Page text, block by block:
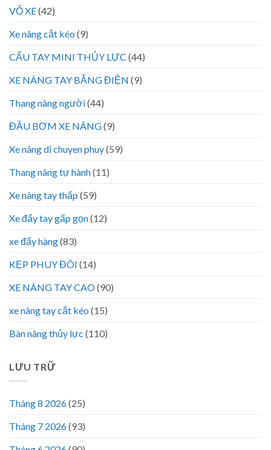
VỎ XE(42)
Xe nâng cắt kéo (9)
CẨU TAY MINI THỦY LỰC (44)
XE NÂNG TAY BẰNG ĐIỆN (9)
Thang nâng người(44)
ĐẦU BƠM XE NÂNG(9)
Xe nâng di chuyen phuy(59)
Thang nâng tự hành(11)
Xe nâng tay thấp (59)
Xe đẩy tay gấp gọn(12)
xe đẩy hàng(83)
KẸP PHUY ĐÔI (14)
XE NÂNG TAY CAO(90)
xe nâng tay cắt kéo (15)
Bàn nâng thủy lực (110)
LƯU TRỮ
Tháng 8 2026(25)
Tháng 7 2026(93)